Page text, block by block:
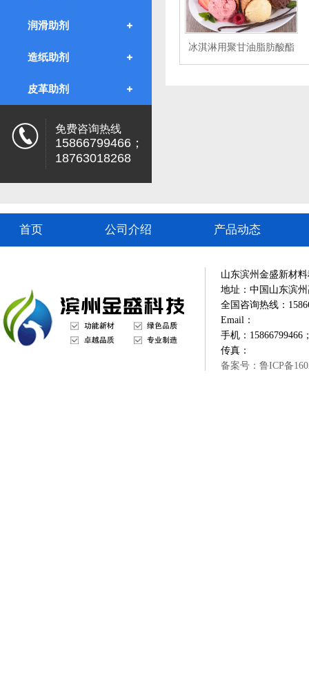
润滑助剂
造纸助剂
皮革助剂
免费咨询热线
15866799466；
18763018268
冰淇淋用聚甘油脂肪酸酯
首页 公司介绍 产品动态
山东滨州金盛新材
地址：中国山东滨
全国咨询热线：
Email：
手机：15866799466
传真：
备案号：鲁ICP备